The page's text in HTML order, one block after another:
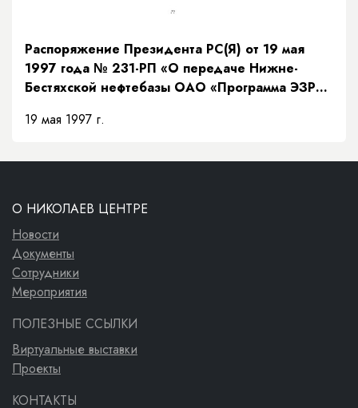
Распоряжение Президента РС(Я) от 19 мая
1997 года № 231-РП «О передаче Нижне-
Бестяхской нефтебазы ОАО «Программа ЭЗР
19 мая 1997 г.
О НИКОЛАЕВ ЦЕНТРЕ
Новости
Документы
Сотрудники
Мероприятия
ПОЛЕЗНЫЕ ССЫЛКИ
Виртуальные выставки
Проекты
КОНТАКТЫ